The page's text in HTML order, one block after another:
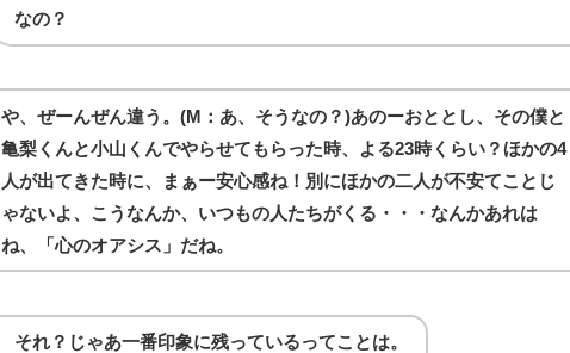
なの？
や、ぜーんぜん違う。(M：あ、そうなの？)あのーおととし、その僕と
亀梨くんと小山くんでやらせてもらった時、よる23時くらい？ほかの4
人が出てきた時に、まぁー安心感ね！別にほかの二人が不安てことじ
ゃないよ、こうなんか、いつもの人たちがくる・・・なんかあれは
ね、「心のオアシス」だね。
それ？じゃあ一番印象に残っているってことは。